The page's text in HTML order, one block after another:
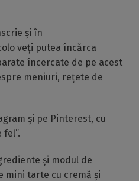
și în
veți putea încărca
încercate de pe acest
meniuri, rețete de
și pe Pinterest, cu
și modul de
mini tarte cu cremă și